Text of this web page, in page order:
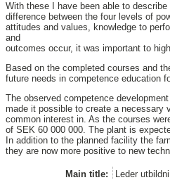
With these I have been able to
difference between the four levels of
attitudes and values, knowledge to
and
outcomes occur, it was important to
Based on the completed courses and
future needs in competence education
The observed competence
made it possible to create a necessary
common interest in. As the courses
of SEK 60 000 000. The plant is
In addition to the planned facility the
they are now more positive to new
Main title:
Leder